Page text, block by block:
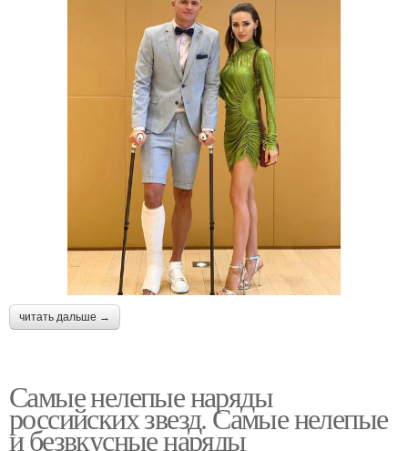
читать дальше →
Самые нелепые наряды
российских звезд. Самые нелепые
и безвкусные наряды